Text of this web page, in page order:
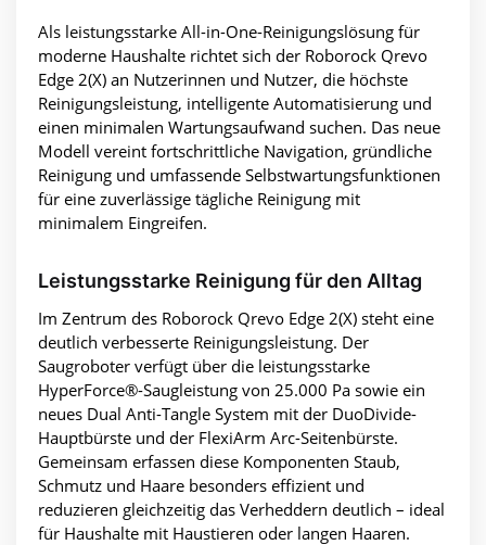
Als leistungsstarke All-in-One-Reinigungslösung für
moderne Haushalte richtet sich der Roborock Qrevo
Edge 2(X) an Nutzerinnen und Nutzer, die höchste
Reinigungsleistung, intelligente Automatisierung und
einen minimalen Wartungsaufwand suchen. Das neue
Modell vereint fortschrittliche Navigation, gründliche
Reinigung und umfassende Selbstwartungsfunktionen
für eine zuverlässige tägliche Reinigung mit
minimalem Eingreifen.
Leistungsstarke Reinigung für den Alltag
Im Zentrum des Roborock Qrevo Edge 2(X) steht eine
deutlich verbesserte Reinigungsleistung. Der
Saugroboter verfügt über die leistungsstarke
HyperForce®-Saugleistung von 25.000 Pa sowie ein
neues Dual Anti-Tangle System mit der DuoDivide-
Hauptbürste und der FlexiArm Arc-Seitenbürste.
Gemeinsam erfassen diese Komponenten Staub,
Schmutz und Haare besonders effizient und
reduzieren gleichzeitig das Verheddern deutlich – ideal
für Haushalte mit Haustieren oder langen Haaren.